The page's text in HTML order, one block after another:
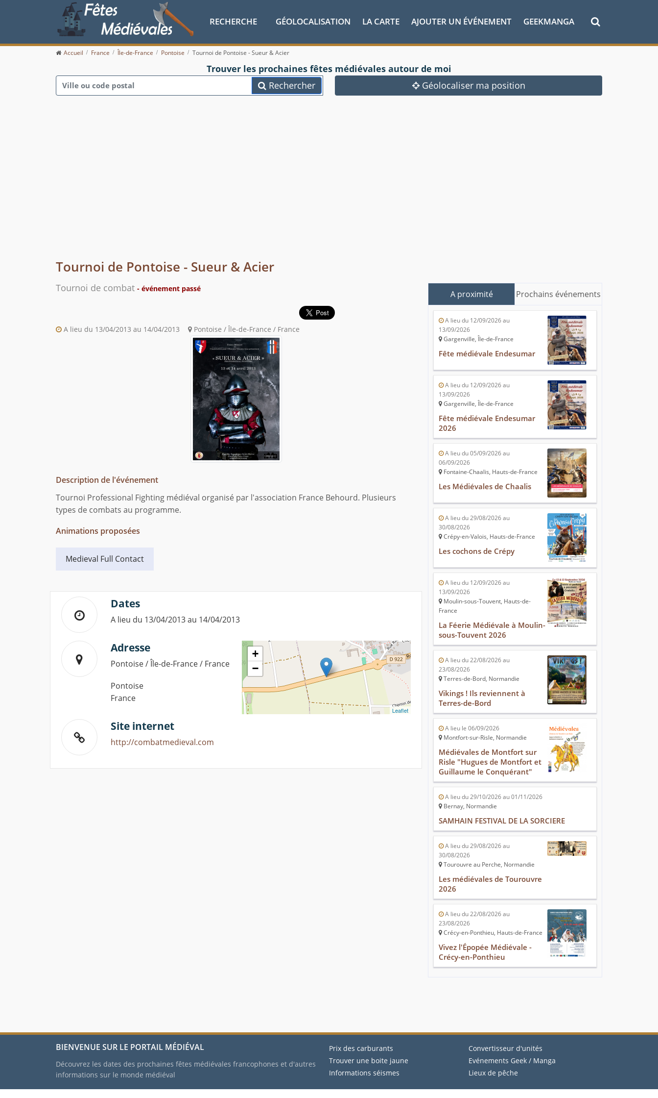
RECHERCHE GÉOLOCALISATION LA CARTE AJOUTER UN ÉVÉNEMENT GEEKMANGA
Accueil France Île-de-France Pontoise Tournoi de Pontoise - Sueur & Acier
Trouver les prochaines fêtes médiévales autour de moi
Rechercher
Géolocaliser ma position
Tournoi de Pontoise - Sueur & Acier
Tournoi de combat - événement passé
A lieu du 13/04/2013 au 14/04/2013 Pontoise / Île-de-France / France
Description de l'événement
Tournoi Professional Fighting médiéval organisé par l'association France Behourd. Plusieurs
types de combats au programme.
Animations proposées
Medieval Full Contact
Dates
A lieu du 13/04/2013 au 14/04/2013
Adresse
Pontoise / Île-de-France / France
Pontoise
France
+
−
Leaflet
Site internet
http://combatmedieval.com
A proximité Prochains événements
A lieu du 12/09/2026 au
13/09/2026
Gargenville, Île-de-France
Fête médiévale Endesumar
A lieu du 12/09/2026 au
13/09/2026
Gargenville, Île-de-France
Fête médiévale Endesumar
2026
A lieu du 05/09/2026 au
06/09/2026
Fontaine-Chaalis, Hauts-de-France
Les Médiévales de Chaalis
A lieu du 29/08/2026 au
30/08/2026
Crépy-en-Valois, Hauts-de-France
Les cochons de Crépy
A lieu du 12/09/2026 au
13/09/2026
Moulin-sous-Touvent, Hauts-de-
France
La Féerie Médiévale à Moulin-
sous-Touvent 2026
A lieu du 22/08/2026 au
23/08/2026
Terres-de-Bord, Normandie
Vikings ! Ils reviennent à
Terres-de-Bord
A lieu le 06/09/2026
Montfort-sur-Risle, Normandie
Médiévales de Montfort sur
Risle "Hugues de Montfort et
Guillaume le Conquérant"
A lieu du 29/10/2026 au 01/11/2026
Bernay, Normandie
SAMHAIN FESTIVAL DE LA SORCIERE
A lieu du 29/08/2026 au
30/08/2026
Tourouvre au Perche, Normandie
Les médiévales de Tourouvre
2026
A lieu du 22/08/2026 au
23/08/2026
Crécy-en-Ponthieu, Hauts-de-France
Vivez l'Épopée Médiévale -
Crécy-en-Ponthieu
BIENVENUE SUR LE PORTAIL MÉDIÉVAL
Découvrez les dates des prochaines fêtes médiévales francophones et d'autres
informations sur le monde médiéval
Prix des carburants
Trouver une boite jaune
Informations séismes
Convertisseur d'unités
Evénements Geek / Manga
Lieux de pêche